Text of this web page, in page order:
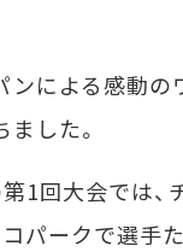
による感動の
した。
1回大会では、
コパークで選手